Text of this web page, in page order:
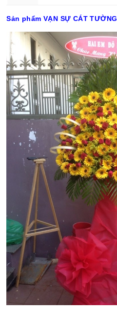
Sản phẩm VẠN SỰ CÁT TƯỜNG